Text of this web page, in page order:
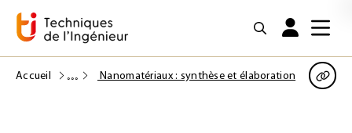
Accueil Nanomatériaux : synthèse et élaboration